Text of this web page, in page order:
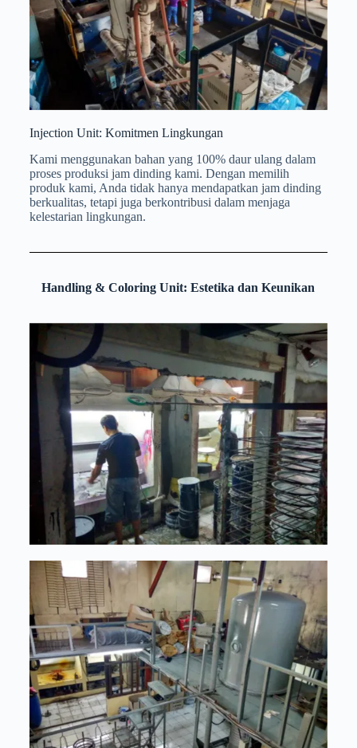
Injection Unit: Komitmen Lingkungan
Kami menggunakan bahan yang 100% daur ulang dalam
proses produksi jam dinding kami. Dengan memilih
produk kami, Anda tidak hanya mendapatkan jam dinding
berkualitas, tetapi juga berkontribusi dalam menjaga
kelestarian lingkungan.
Handling & Coloring Unit: Estetika dan Keunikan